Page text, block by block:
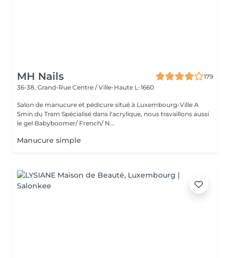
MH Nails
179
36-38, Grand-Rue Centre / Ville-Haute L-1660
Salon de manucure et pédicure situé à Luxembourg-Ville A
5min du Tram Spécialisé dans l'acrylique, nous travaillons aussi
le gel Babyboomer/ French/ N...
Manucure simple